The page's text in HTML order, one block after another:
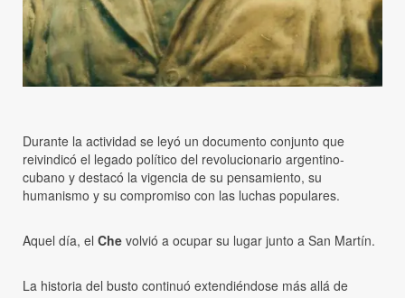
Durante la actividad se leyó un documento conjunto que
reivindicó el legado político del revolucionario argentino-
cubano y destacó la vigencia de su pensamiento, su
humanismo y su compromiso con las luchas populares.
Aquel día, el Che volvió a ocupar su lugar junto a San Martín.
La historia del busto continuó extendiéndose más allá de